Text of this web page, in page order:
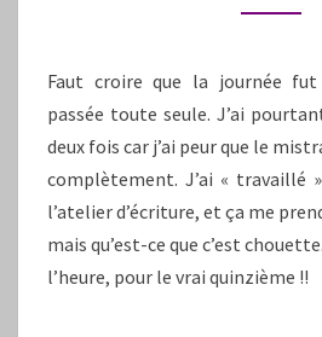
Faut croire que la journée
passée toute seule. J’ai
deux fois car j’ai peur que le
complètement. J’ai « travaillé
l’atelier d’écriture, et ça me
mais qu’est-ce que c’est
l’heure, pour le vrai quinzième !!